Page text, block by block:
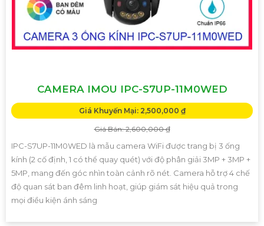
CAMERA IMOU IPC-S7UP-11M0WED
Giá Khuyến Mại: 2,500,000 ₫
Giá Bán: 2,600,000 ₫
IPC-S7UP-11M0WED là mẫu camera WiFi được trang bị 3 ống
kính (2 cố định, 1 có thể quay quét) với độ phân giải 3MP + 3MP +
5MP, mang đến góc nhìn toàn cảnh rõ nét. Camera hỗ trợ 4 chế
độ quan sát ban đêm linh hoạt, giúp giám sát hiệu quả trong
mọi điều kiện ánh sáng